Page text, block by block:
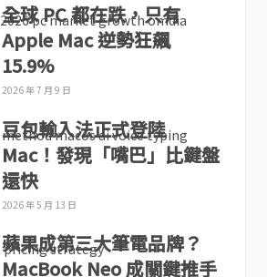
全球 PC 都在跌，只有
Apple Mac 逆勢狂飆
15.9%
2026 年 7 月 9 日
豆包輸入法正式登陸
Mac！發現「嘴巴」比鍵盤
還快
2026 年 5 月 13 日
蘋果成第三大筆電品牌？
MacBook Neo 成關鍵推手